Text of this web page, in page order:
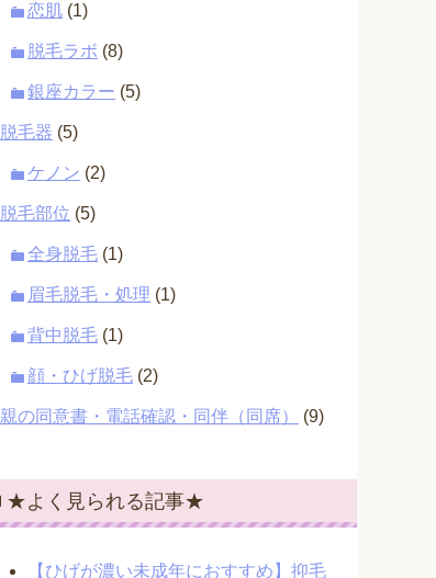
恋肌 (1)
脱毛ラボ (8)
銀座カラー (5)
脱毛器 (5)
ケノン (2)
脱毛部位 (5)
全身脱毛 (1)
眉毛脱毛・処理 (1)
背中脱毛 (1)
顔・ひげ脱毛 (2)
親の同意書・電話確認・同伴（同席） (9)
★よく見られる記事★
【ひげが濃い未成年におすすめ】抑毛